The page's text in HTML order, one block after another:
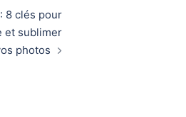
8 clés pour
et sublimer
photos